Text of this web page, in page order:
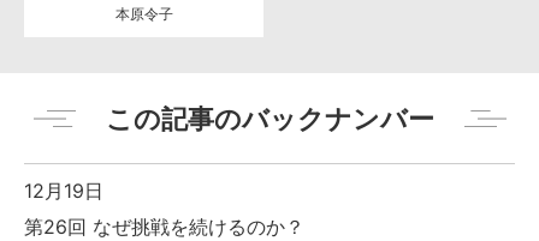
本原令子
この記事のバックナンバー
12月19日
第26回 なぜ挑戦を続けるのか？